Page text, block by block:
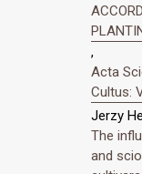
,
Acta
Cultus:
Jerzy
The
and